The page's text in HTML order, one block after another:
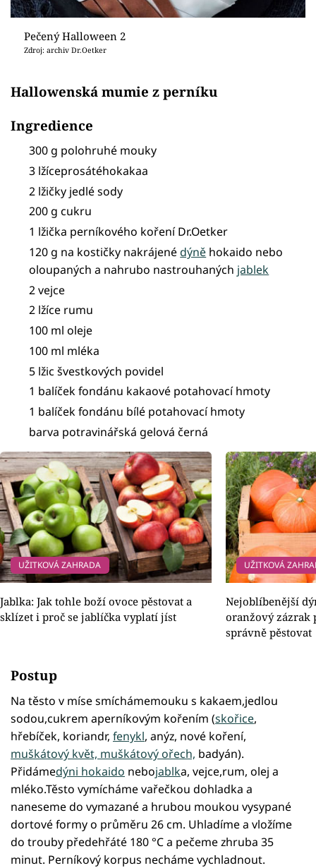
Pečený Halloween 2
Zdroj: archiv Dr.Oetker
Hallowenská mumie z perníku
Ingredience
300 g polohruhé mouky
3 lžíceprosátéhokakaa
2 lžičky jedlé sody
200 g cukru
1 lžička perníkového koření Dr.Oetker
120 g na kostičky nakrájenédýně hokaido nebo
oloupaných a nahrubo nastrouhaných jablek
2 vejce
2 lžíce rumu
100 ml oleje
100 ml mléka
5 lžic švestkových povidel
1 balíček fondánu kakaové potahovací hmoty
1 balíček fondánu bílé potahovací hmoty
barva potravinářská gelová černá
UŽITKOVÁ ZAHRADA
Jablka: Jak tohle boží ovoce pěstovat a
sklízet i proč se jablíčka vyplatí jíst
UŽITKOVÁ
Nejoblíbenější
oranžový
správně pěstovat
Postup
Na těsto v míse smíchámemouku s kakaem,jedlou
sodou,cukrem aperníkovým kořením (skořice,
hřebíček, koriandr, fenykl, anýz, nové koření,
muškátový květ, muškátový ořech, badyán).
Přidámedýni hokaido nebojablka, vejce,rum, olej a
mléko.Těsto vymícháme vařečkou dohladka a
naneseme do vymazané a hrubou moukou vysypané
dortové formy o průměru 26 cm. Uhladíme a vložíme
do trouby předehřáté 180 °C a pečeme zhruba 35
minut. Perníkový korpus necháme vychladnout.